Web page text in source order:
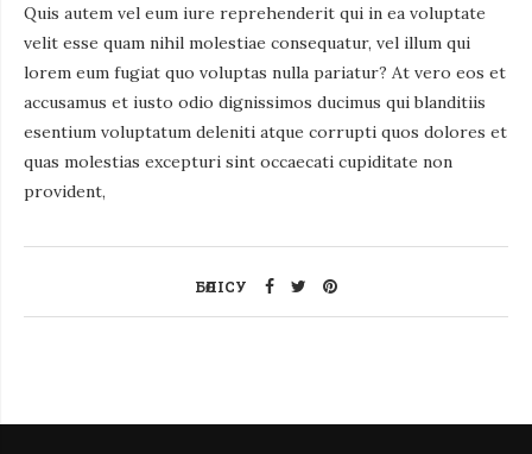
Quis autem vel eum iure reprehenderit qui in ea voluptate
velit esse quam nihil molestiae consequatur, vel illum qui
lorem eum fugiat quo voluptas nulla pariatur? At vero eos et
accusamus et iusto odio dignissimos ducimus qui blanditiis
esentium voluptatum deleniti atque corrupti quos dolores et
quas molestias excepturi sint occaecati cupiditate non
provident,
БӨЛІСУ